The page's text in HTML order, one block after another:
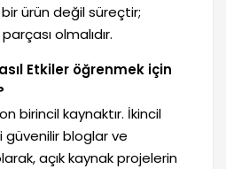
bir ürün değil süreçtir;
olmalıdır.
Etkiler öğrenmek için
birincil kaynaktır. İkincil
güvenilir bloglar ve
açık kaynak projelerin